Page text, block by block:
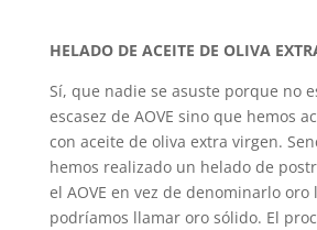
HELADO DE ACEITE DE OLIVA
Sí, que nadie se asuste porque no
escasez de AOVE sino que hemos
con aceite de oliva extra virgen.
hemos realizado un helado de
el AOVE en vez de denominarlo
podríamos llamar oro sólido. El